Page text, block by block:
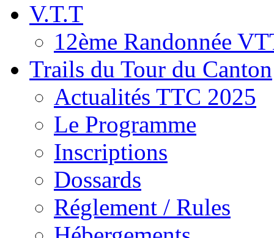
V.T.T
12ème Randonnée
Trails du Tour du Canton
Actualités TTC 2025
Le Programme
Inscriptions
Dossards
Réglement / Rules